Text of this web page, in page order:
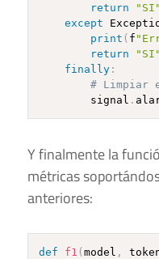
return
"SI"
except
print ( f
return
"SI"
finally:
# Limpiar
        signal
.
Y finalmente la
métricas
anteriores:
def f1 (model ,